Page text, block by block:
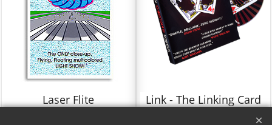
Laser Flite
Link - The Linking Card